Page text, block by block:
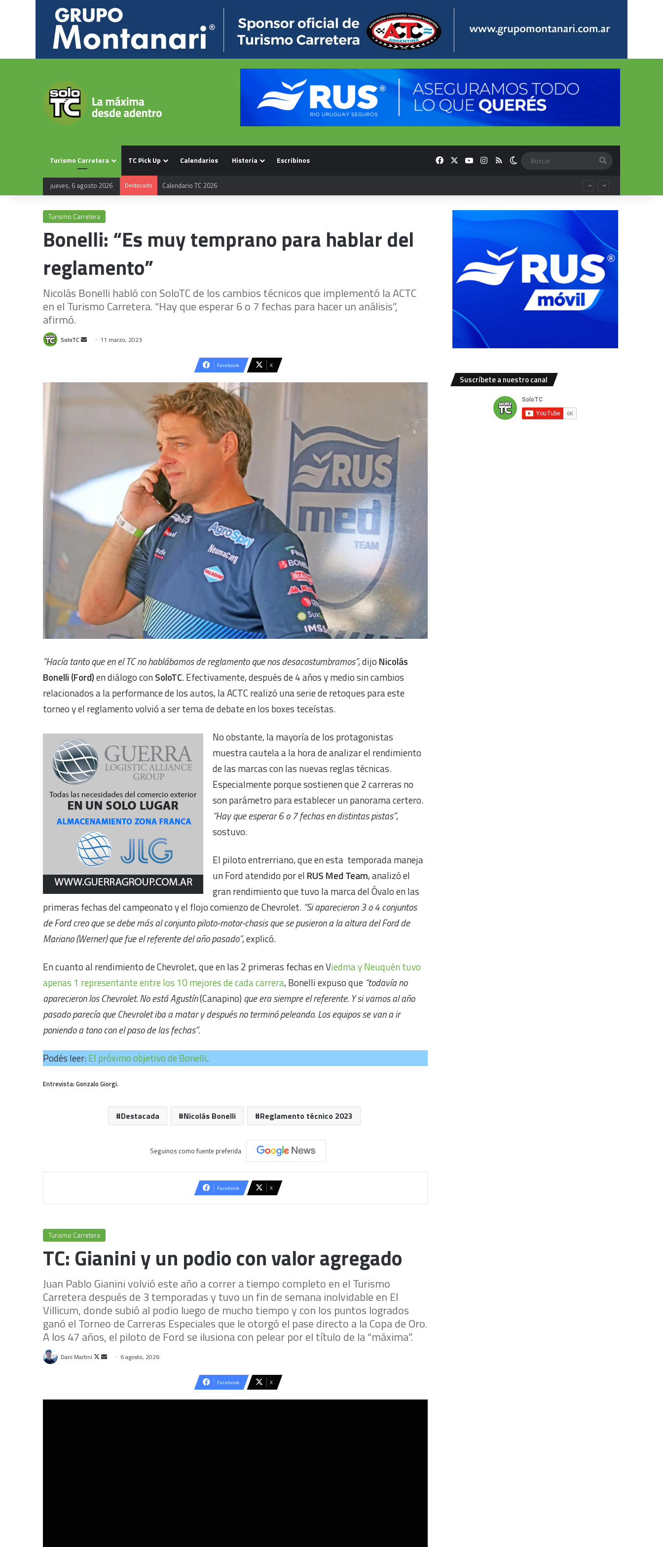
Turismo Carretera TC Pick Up Calendarios Historia Escribinos FacebookYouTubeInstagram
RSS Switch skin
jueves, 6 agosto 2026 Destacado Calendario TC 2026
Turismo Carretera
Bonelli: “Es muy temprano para hablar del
reglamento”
Nicolás Bonelli habló con SoloTC de los cambios técnicos que implementó la ACTC
en el Turismo Carretera. “Hay que esperar 6 o 7 fechas para hacer un análisis”,
afirmó.
SoloTC
Send 11 marzo, 2023
Facebook X
“Hacía tanto que en el TC no hablábamos de reglamento que nos desacostumbramos”, dijo Nicolás
Bonelli (Ford)en diálogo conSoloTC. Efectivamente, después de 4 años y medio sin cambios
relacionados a la performance de los autos, la ACTC realizó una serie de retoques para este
torneo y el reglamento volvió a ser tema de debate en los boxes teceístas.
No obstante, la mayoría de los protagonistas
muestra cautela a la hora de analizar el rendimiento
de las marcas con las nuevas reglas técnicas.
Especialmente porque sostienen que 2 carreras no
son parámetro para establecer un panorama certero.
“Hay que esperar 6 o 7 fechas en distintas pistas”,
sostuvo.
El piloto entrerriano, que en esta temporada maneja
un Ford atendido por el RUS Med Team, analizó el
gran rendimiento que tuvo la marca del Óvalo en las
primeras fechas del campeonato y el flojo comienzo de Chevrolet. “Si aparecieron 3 o 4 conjuntos
de Ford creo que se debe más al conjunto piloto-motor-chasis que se pusieron a la altura del Ford de
Mariano (Werner) que fue el referente del año pasado”, explicó.
En cuanto al rendimiento de Chevrolet, que en las 2 primeras fechas en Viedma y Neuquén tuvo
apenas 1 representante entre los 10 mejores de cada carrera, Bonelli expuso que “todavía no
aparecieron los Chevrolet. No está Agustín(Canapino) que era siempre el referente. Y si vamos al año
pasado parecía que Chevrolet iba a matar y después no terminó peleando. Los equipos se van a ir
poniendo a tono con el paso de las fechas”.
Podés leer:El próximo objetivo de Bonelli.
Entrevista: Gonzalo Giorgi.
Destacada Nicolás Bonelli Reglamento técnico 2023
Seguinos como fuente preferida
Facebook X
Suscríbete a nuestro canal